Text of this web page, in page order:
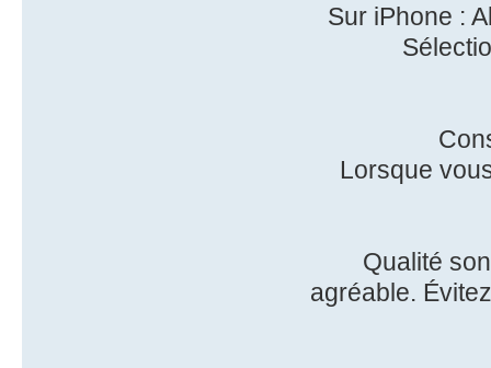
Sur iPhone :
Lorsque
Qualité
agréable.